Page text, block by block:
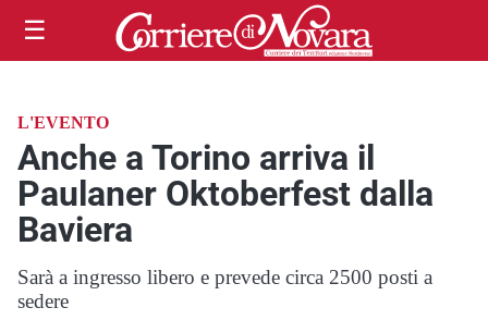
☰
L'EVENTO
Anche a Torino arriva il
Paulaner Oktoberfest dalla
Baviera
Sarà a ingresso libero e prevede circa 2500 posti a
sedere